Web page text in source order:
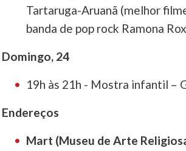
Tartaruga-Aruanã (melhor
banda de pop rock Ramona
Domingo, 24
19h às 21h - Mostra infantil –
Endereços
Mart (Museu de Arte